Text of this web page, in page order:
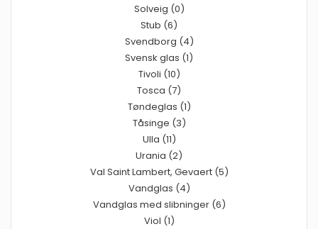
Solveig (0)
Stub (6)
Svendborg (4)
Svensk glas (1)
Tivoli (10)
Tosca (7)
Tøndeglas (1)
Tåsinge (3)
Ulla (11)
Urania (2)
Val Saint Lambert, Gevaert (5)
Vandglas (4)
Vandglas med slibninger (6)
Viol (1)